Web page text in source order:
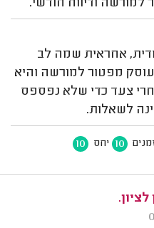
ודיווח חודשי.
אחראית שמה לב
מפטור למורשה והיא
צעד כדי שלא נפספס
לשאלות.
10 יחס 10